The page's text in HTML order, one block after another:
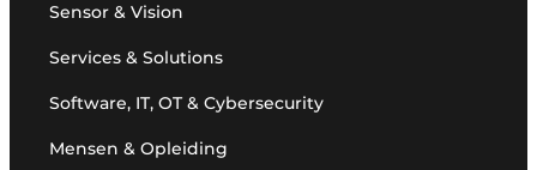
Sensor & Vision
Services & Solutions
Software, IT, OT & Cybersecurity
Mensen & Opleiding